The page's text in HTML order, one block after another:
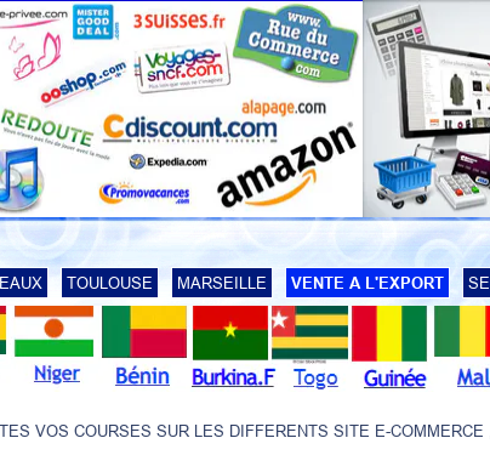
TOULOUSE MARSEILLE VENTE A L'EXPORT
COURSES SUR LES DIFFERENTS SITE E-COMMERCE ,